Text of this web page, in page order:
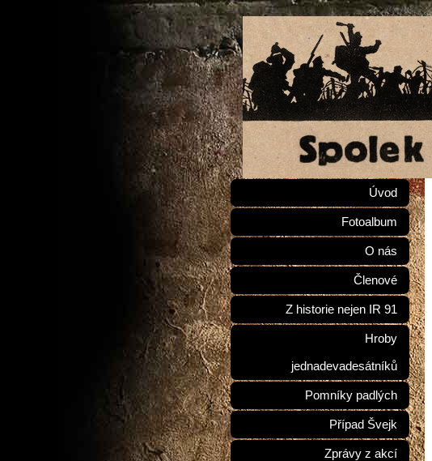
Úvod
Fotoalbum
O nás
Členové
Z historie nejen IR 91
Hroby
jednadevadesátníků
Pomníky padlých
Případ Švejk
Zprávy z akcí